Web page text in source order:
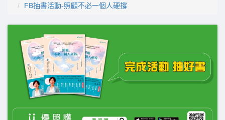
FB抽書活動-照顧不必一個人硬撐